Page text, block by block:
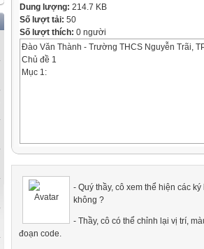
Dung lượng: 214.7 KB
Số lượt tải: 50
Số lượt thích: 0 người
Đào Văn Thành - Trường THCS Nguyễn Trãi,
Chủ đề 1
Mục 1:
- Quý thầy, cô xem thể hiện các
không ?
- Thầy, cô có thể chỉnh lại vị trí,
đoạn code.